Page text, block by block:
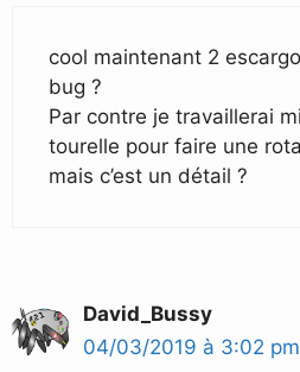
cool maintenant 2
bug ?
Par contre je travaillerai
tourelle pour faire une
mais c’est un détail ?
David_Bussy
04/03/2019 à 3:02 pm